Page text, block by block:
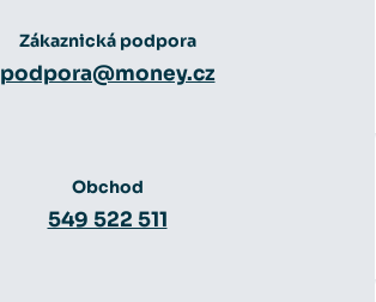
Zákaznická podpora
podpora@money.cz
Obchod
549 522 511